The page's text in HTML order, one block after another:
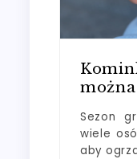
Sezon
wiele
aby